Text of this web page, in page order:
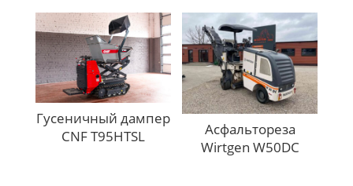
Гусеничный дампер
CNF T95HTSL
Асфальторезa
Wirtgen W50DC